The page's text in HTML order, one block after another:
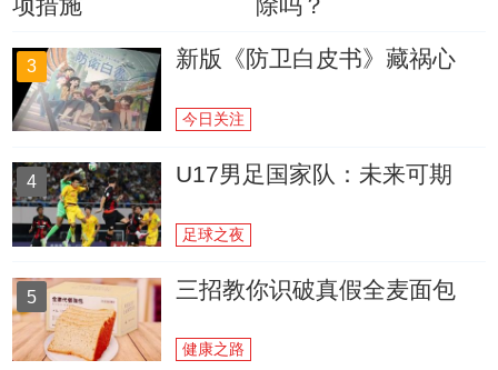
3 新版《防卫白皮书》藏祸心
今日关注
4 U17男足国家队：未来可期
足球之夜
5 三招教你识破真假全麦面包
健康之路